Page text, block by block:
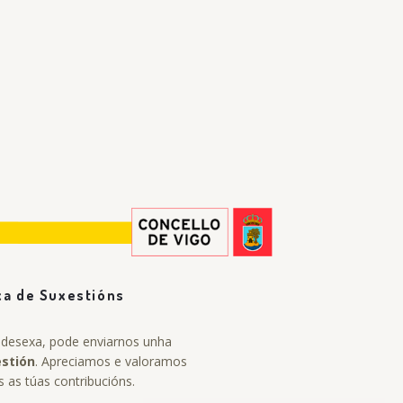
de Suxestións
pode enviarnos unha
. Apreciamos e valoramos
as túas contribucións.